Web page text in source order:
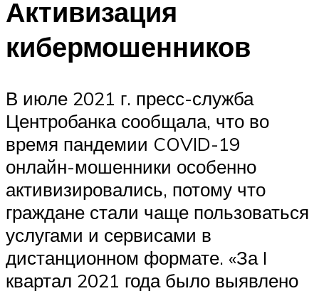
Активизация
кибермошенников
В июле 2021 г. пресс-служба
Центробанка сообщала, что во
время пандемии COVID-19
онлайн-мошенники особенно
активизировались, потому что
граждане стали чаще пользоваться
услугами и сервисами в
дистанционном формате. «За I
квартал 2021 года было выявлено